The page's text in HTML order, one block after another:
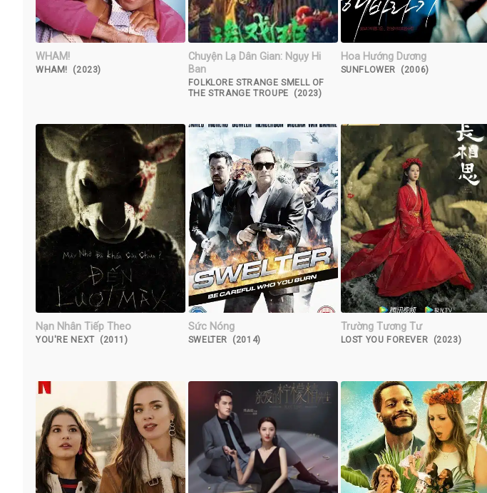
WHAM!
WHAM! (2023)
Chuyện Lạ Dân Gian: Ngụy Hi
Ban
FOLKLORE STRANGE SMELL OF
THE STRANGE TROUPE (2023)
Hoa Hướng Dương
SUNFLOWER (2006)
Nạn Nhân Tiếp Theo
YOU'RE NEXT (2011)
Sức Nóng
SWELTER (2014)
Trường Tương Tư
LOST YOU FOREVER (2023)